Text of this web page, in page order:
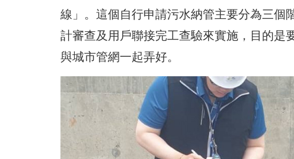
線」。這個自行申請污水納管主要分為三個
計審查及用戶聯接完工查驗來實施，目的是
與城市管網一起弄好。